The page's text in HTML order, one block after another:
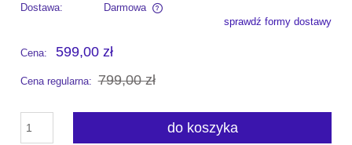
Dostawa:
Darmowa
Cena nie zawiera ewentualnych kosztów płatnościsprawdź formy dostawy
Cena: 599,00 zł
Cena regularna: 799,00 zł
do koszyka